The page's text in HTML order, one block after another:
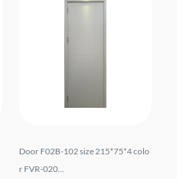
Door F02B-102 size 215*75*4 colo
r FVR-020...